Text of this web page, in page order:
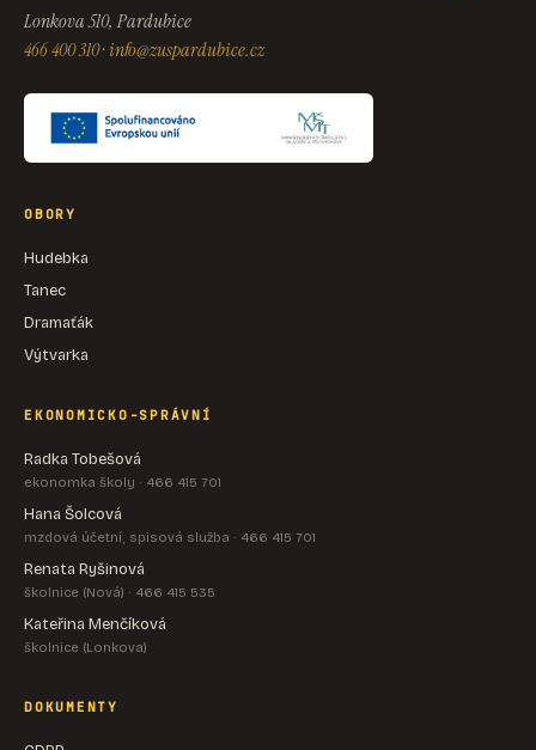
Lonkova 510, Pardubice
466 400 310·info@zuspardubice.cz
OBORY
Hudebka
Tanec
Dramaťák
Výtvarka
EKONOMICKO-SPRÁVNÍ
Radka Tobešová
ekonomka školy · 466 415 701
Hana Šolcová
mzdová účetní, spisová služba · 466 415 701
Renata Ryšinová
školnice (Nová) · 466 415 535
Kateřina Menčíková
školnice (Lonkova)
DOKUMENTY